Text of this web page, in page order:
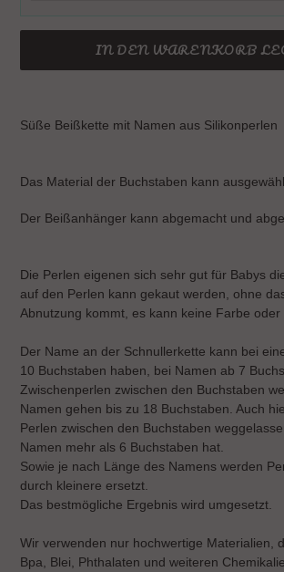
IN DEN WARENKORB
hinzugefügt
Süße Beißkette mit Namen aus Silikonperlen
Das Material der Buchstaben kann
Der Beißanhänger kann abgemacht und
Die Perlen eigenen sich sehr gut für Babys
auf den Perlen kann gekaut werden, ohne
Abnutzung kommt, es kann keine Farbe oder
Der Name an der Schnullerkette kann bei
10 Buchstaben haben, bei Namen ab 7
Zwischenperlen zwischen den Buchstaben
Namen gehen bis zu 18 Buchstaben. Auch
Perlen zwischen den Buchstaben
Namen mehr als 6 Buchstaben hat.
Sowie je nach Länge des Namens werden
durch kleinere ersetzt.
Das bestmögliche Ergebnis wird umgesetzt.
Wir verwenden nur hochwertige Materialien,
Bpa, Blei, Phthalaten und weiteren